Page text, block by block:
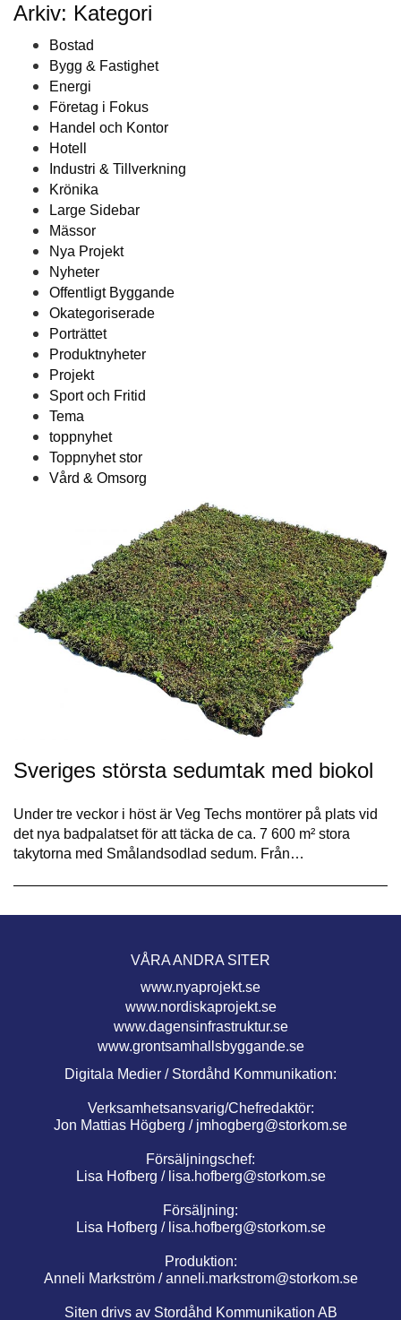
Arkiv: Kategori
Bostad
Bygg & Fastighet
Energi
Företag i Fokus
Handel och Kontor
Hotell
Industri & Tillverkning
Krönika
Large Sidebar
Mässor
Nya Projekt
Nyheter
Offentligt Byggande
Okategoriserade
Porträttet
Produktnyheter
Projekt
Sport och Fritid
Tema
toppnyhet
Toppnyhet stor
Vård & Omsorg
Sveriges största sedumtak med biokol
Under tre veckor i höst är Veg Techs montörer på plats vid
det nya badpalatset för att täcka de ca. 7 600 m² stora
takytorna med Smålandsodlad sedum. Från…
VÅRA ANDRA SITER
www.nyaprojekt.se
www.nordiskaprojekt.se
www.dagensinfrastruktur.se
www.grontsamhallsbyggande.se
Digitala Medier / Stordåhd Kommunikation:
Verksamhetsansvarig/Chefredaktör:
Jon Mattias Högberg / jmhogberg@storkom.se
Försäljningschef:
Lisa Hofberg / lisa.hofberg@storkom.se
Försäljning:
Lisa Hofberg / lisa.hofberg@storkom.se
Produktion:
Anneli Markström /anneli.markstrom@storkom.se
Siten drivs av Stordåhd Kommunikation AB